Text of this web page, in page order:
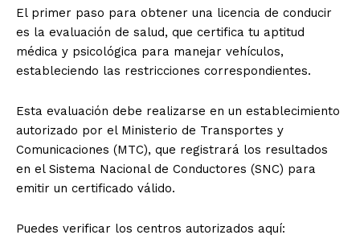
El primer paso para obtener una licencia de conducir
es la evaluación de salud, que certifica tu aptitud
médica y psicológica para manejar vehículos,
estableciendo las restricciones correspondientes.
Esta evaluación debe realizarse en un establecimiento
autorizado por el Ministerio de Transportes y
Comunicaciones (MTC), que registrará los resultados
en el Sistema Nacional de Conductores (SNC) para
emitir un certificado válido.
Puedes verificar los centros autorizados aquí: